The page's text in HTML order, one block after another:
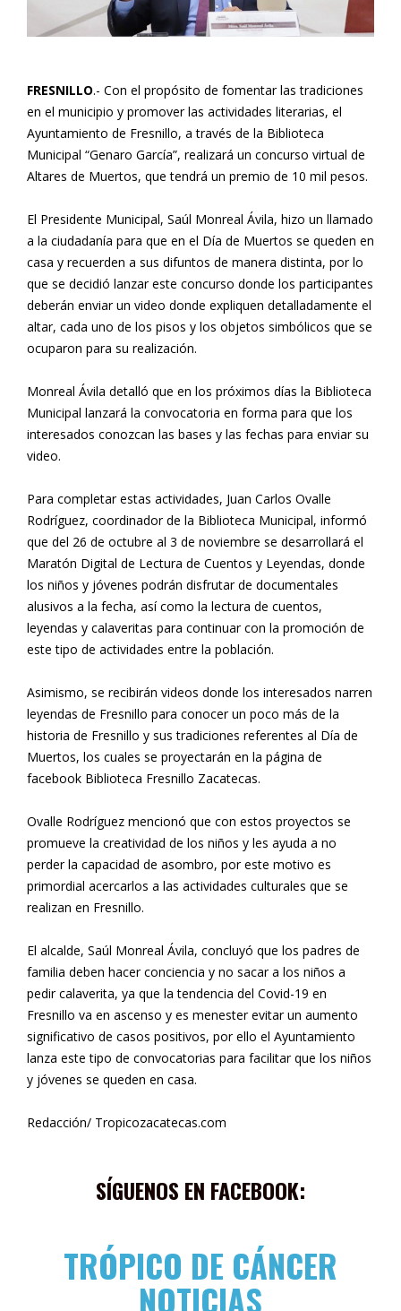
FRESNILLO.- Con el propósito de fomentar las tradiciones
en el municipio y promover las actividades literarias, el
Ayuntamiento de Fresnillo, a través de la Biblioteca
Municipal “Genaro García”, realizará un concurso virtual de
Altares de Muertos, que tendrá un premio de 10 mil pesos.
El Presidente Municipal, Saúl Monreal Ávila, hizo un llamado
a la ciudadanía para que en el Día de Muertos se queden en
casa y recuerden a sus difuntos de manera distinta, por lo
que se decidió lanzar este concurso donde los participantes
deberán enviar un video donde expliquen detalladamente el
altar, cada uno de los pisos y los objetos simbólicos que se
ocuparon para su realización.
Monreal Ávila detalló que en los próximos días la Biblioteca
Municipal lanzará la convocatoria en forma para que los
interesados conozcan las bases y las fechas para enviar su
video.
Para completar estas actividades, Juan Carlos Ovalle
Rodríguez, coordinador de la Biblioteca Municipal, informó
que del 26 de octubre al 3 de noviembre se desarrollará el
Maratón Digital de Lectura de Cuentos y Leyendas, donde
los niños y jóvenes podrán disfrutar de documentales
alusivos a la fecha, así como la lectura de cuentos,
leyendas y calaveritas para continuar con la promoción de
este tipo de actividades entre la población.
Asimismo, se recibirán videos donde los interesados narren
leyendas de Fresnillo para conocer un poco más de la
historia de Fresnillo y sus tradiciones referentes al Día de
Muertos, los cuales se proyectarán en la página de
facebook Biblioteca Fresnillo Zacatecas.
Ovalle Rodríguez mencionó que con estos proyectos se
promueve la creatividad de los niños y les ayuda a no
perder la capacidad de asombro, por este motivo es
primordial acercarlos a las actividades culturales que se
realizan en Fresnillo.
El alcalde, Saúl Monreal Ávila, concluyó que los padres de
familia deben hacer conciencia y no sacar a los niños a
pedir calaverita, ya que la tendencia del Covid-19 en
Fresnillo va en ascenso y es menester evitar un aumento
significativo de casos positivos, por ello el Ayuntamiento
lanza este tipo de convocatorias para facilitar que los niños
y jóvenes se queden en casa.
Redacción/ Tropicozacatecas.com
SÍGUENOS EN FACEBOOK:
TRÓPICO DE CÁNCER
NOTICIAS